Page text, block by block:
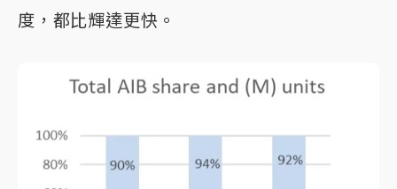
度，都比輝達更快。